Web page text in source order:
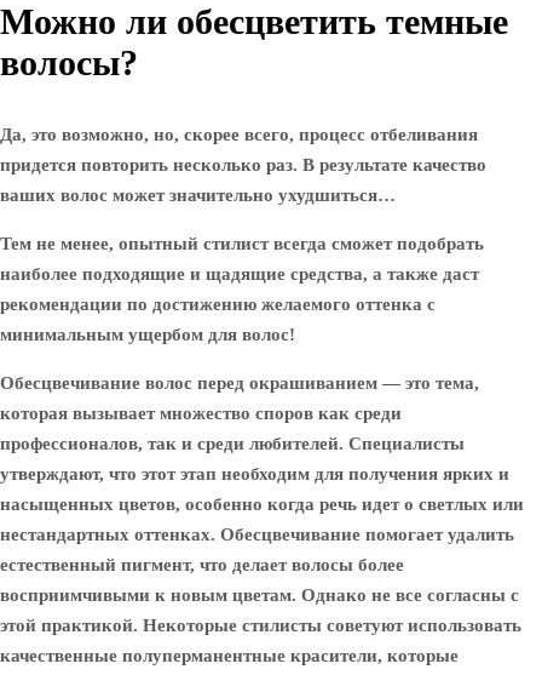
Можно ли обесцветить темные
волосы?
Да, это возможно, но, скорее всего, процесс отбеливания
придется повторить несколько раз. В результате качество
ваших волос может значительно ухудшиться…
Тем не менее, опытный стилист всегда сможет подобрать
наиболее подходящие и щадящие средства, а также даст
рекомендации по достижению желаемого оттенка с
минимальным ущербом для волос!
Обесцвечивание волос перед окрашиванием — это тема,
которая вызывает множество споров как среди
профессионалов, так и среди любителей. Специалисты
утверждают, что этот этап необходим для получения ярких и
насыщенных цветов, особенно когда речь идет о светлых или
нестандартных оттенках. Обесцвечивание помогает удалить
естественный пигмент, что делает волосы более
восприимчивыми к новым цветам. Однако не все согласны с
этой практикой. Некоторые стилисты советуют использовать
качественные полуперманентные красители, которые